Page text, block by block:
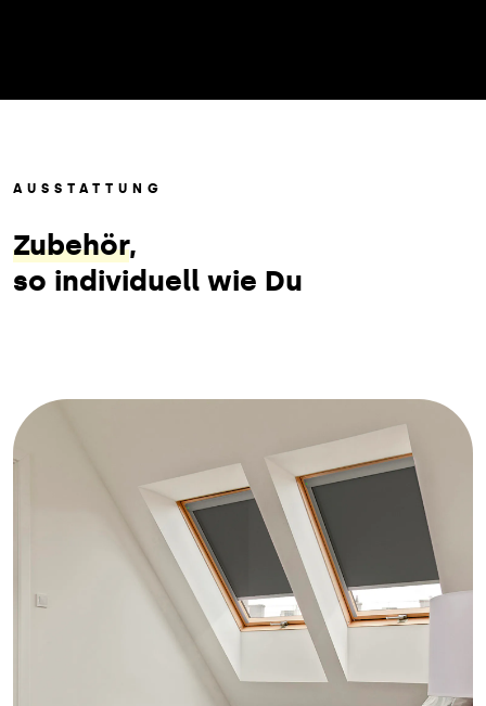
AUSSTATTUNG
Zubehör,
so individuell wie Du